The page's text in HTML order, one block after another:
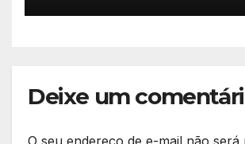
Deixe um
O seu endereço de e-mail não será